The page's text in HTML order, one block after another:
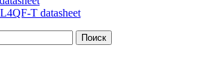
T datasheet